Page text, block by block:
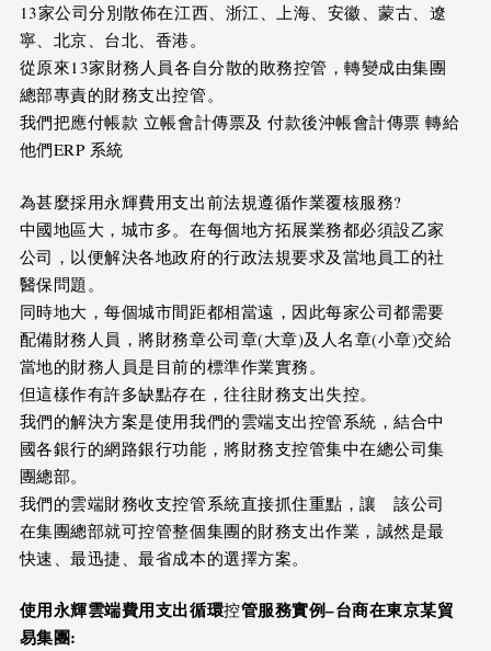
13家公司分別散佈在江西、浙江、上海、安徽、蒙古、遼
寧、北京、台北、香港。
從原來13家財務人員各自分散的敗務控管，轉變成由集團
總部專責的財務支出控管。
我們把應付帳款 立帳會計傳票及 付款後沖帳會計傳票 轉給
他們ERP 系統
為甚麼採用永輝費用支出前法規遵循作業覆核服務?
中國地區大，城市多。在每個地方拓展業務都必須設乙家
公司，以便解決各地政府的行政法規要求及當地員工的社
醫保問題。
同時地大，每個城市間距都相當遠，因此每家公司都需要
配備財務人員，將財務章公司章(大章)及人名章(小章)交給
當地的財務人員是目前的標準作業實務。
但這樣作有許多缺點存在，往往財務支出失控。
我們的解決方案是使用我們的雲端支出控管系統，結合中
國各銀行的網路銀行功能，將財務支控管集中在總公司集
團總部。
我們的雲端財務收支控管系統直接抓住重點，讓 該公司
在集團總部就可控管整個集團的財務支出作業，誠然是最
快速、最迅捷、最省成本的選擇方案。
使用永輝雲端費用支出循環控管服務實例–台商在東京某貿
易集團: